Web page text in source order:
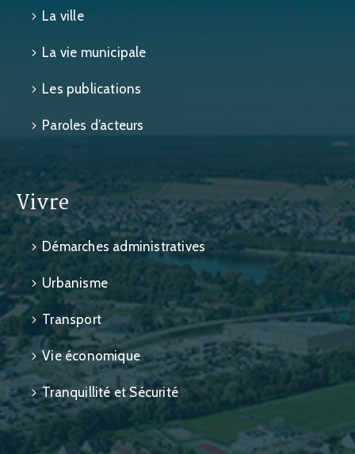
La ville
La vie municipale
Les publications
Paroles d’acteurs
Vivre
Démarches administratives
Urbanisme
Transport
Vie économique
Tranquillité et Sécurité